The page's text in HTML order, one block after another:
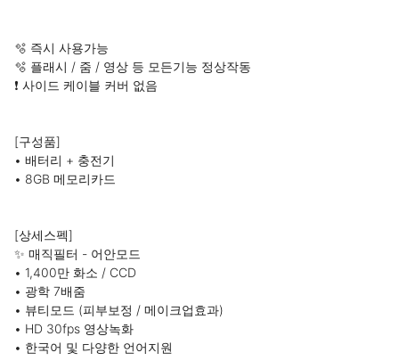
🫧 즉시 사용가능
🫧 플래시 / 줌 / 영상 등 모든기능 정상작동
❗️ 사이드 케이블 커버 없음
[구성품]
• 배터리 + 충전기
• 8GB 메모리카드
[상세스펙]
✨ 매직필터 - 어안모드
• 1,400만 화소 / CCD
• 광학 7배줌
• 뷰티모드 (피부보정 / 메이크업효과)
• HD 30fps 영상녹화
• 한국어 및 다양한 언어지원